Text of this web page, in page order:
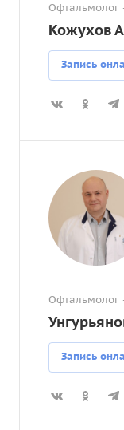
Офтальмолог
Кожухов
Запись
Офтальмолог
Запись